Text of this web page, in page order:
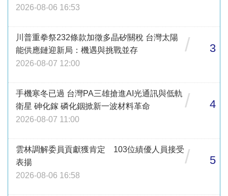
2026-08-06 16:53
川普重拳祭232條款加徵多晶矽關稅 台灣太陽
能供應鏈迎新局：機遇與挑戰並存
2026-08-07 12:00
/ 3
手機寒冬已過 台灣PA三雄搶進AI光通訊與低軌
衛星 砷化鎵 磷化銦掀新一波材料革命
2026-08-07 11:00
/ 4
雲林調解委員貢獻獲肯定 103位績優人員接受
表揚
2026-08-06 16:58
/ 5